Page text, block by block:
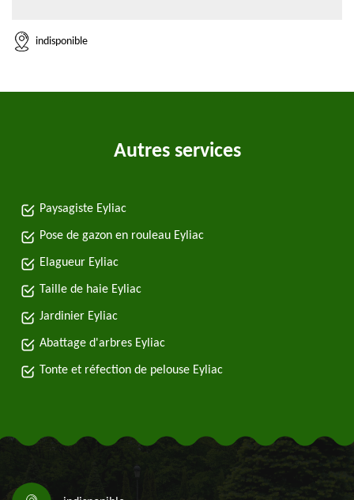
indisponible
Autres services
Paysagiste Eyliac
Pose de gazon en rouleau Eyliac
Elagueur Eyliac
Taille de haie Eyliac
Jardinier Eyliac
Abattage d'arbres Eyliac
Tonte et réfection de pelouse Eyliac